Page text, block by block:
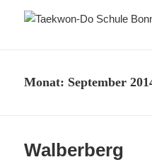
Monat: September
Walberberg